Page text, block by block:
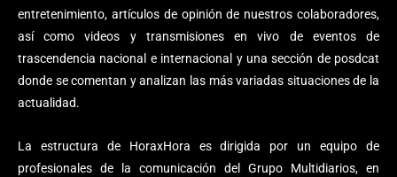
entretenimiento, artículos de opinión de nuestros colaboradores,
así como videos y transmisiones en vivo de eventos de
trascendencia nacional e internacional y una sección de posdcat
donde se comentan y analizan las más variadas situaciones de la
actualidad.
La estructura de HoraxHora es dirigida por un equipo de
profesionales de la comunicación del Grupo Multidiarios, en